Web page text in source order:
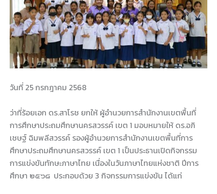
วันที่ 25 กรกฎาคม 2568
ว่าที่ร้อยเอก ดร.สาโรช ยกให้ ผู้อำนวยการสำนักงานเขตพื้นที่
การศึกษาประถมศึกษานครสวรรค์ เขต 1 มอบหมายให้ ดร.อภิ
เชษฐ์ ฉิมพลีสวรรค์ รองผู้อำนวยการสำนักงานเขตพื้นที่การ
ศึกษาประถมศึกษานครสวรรค์ เขต 1 เป็นประธานเปิดกิจกรรม
การแข่งขันทักษะภาษาไทย เนื่องในวันภาษาไทยแห่งชาติ ปีการ
ศึกษา ๒๕๖๘ ประกอบด้วย 3 กิจกรรมการแข่งขัน ได้แก่